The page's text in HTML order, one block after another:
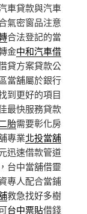
車貸款與汽車
氣密窗品注意
合法登記的當
金中和汽車借
貸方案貸款公
當舖屬於銀行
到更好的項目
最快服務貸款
胎需要彰化房
專業北投當舖
迅速借款管道
台中當舖借靈
專人配合當鋪
救急找好多樹
台中票貼借錢